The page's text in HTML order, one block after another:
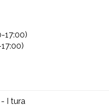
przedmiotowo-
17:00)
I tura